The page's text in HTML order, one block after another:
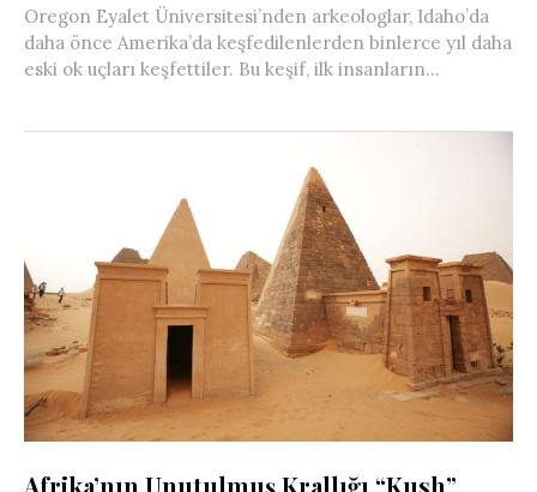
Oregon Eyalet Üniversitesi’nden arkeologlar, Idaho’da
daha önce Amerika’da keşfedilenlerden binlerce yıl daha
eski ok uçları keşfettiler. Bu keşif, ilk insanların...
Afrika’nın Unutulmuş Krallığı “Kush”